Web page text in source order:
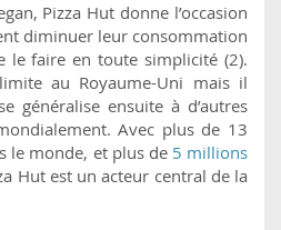
Pizza Hut donne l’occasion
diminuer leur consommation
le faire en toute simplicité (2).
au Royaume-Uni mais il
généralise ensuite à d’autres
Avec plus de 13
le monde, et plus de 5 millions
Hut est un acteur central de la